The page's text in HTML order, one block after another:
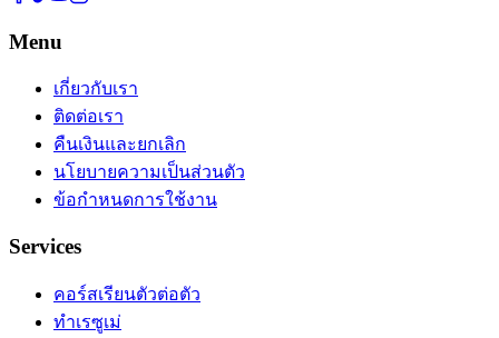
Menu
เกี่ยวกับเรา
ติดต่อเรา
คืนเงินและยกเลิก
นโยบายความเป็นส่วนตัว
ข้อกำหนดการใช้งาน
Services
คอร์สเรียนตัวต่อตัว
ทำเรซูเม่